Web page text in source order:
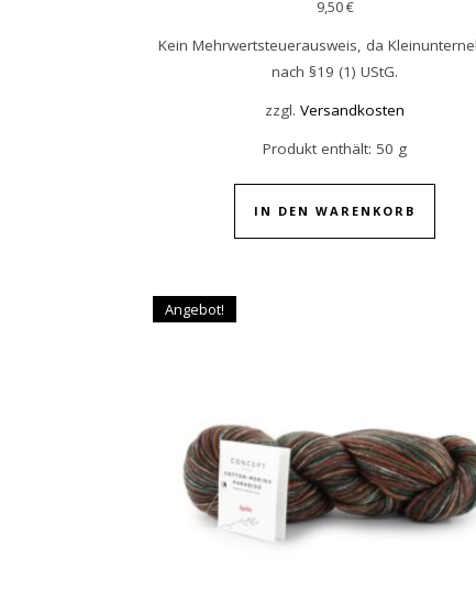
9,50€
Kein Mehrwertsteuerausweis, da
nach §19 (1) UStG.
zzgl.Versandkosten
Produkt enthält: 50 g
IN DEN WARENKORB
Angebot!